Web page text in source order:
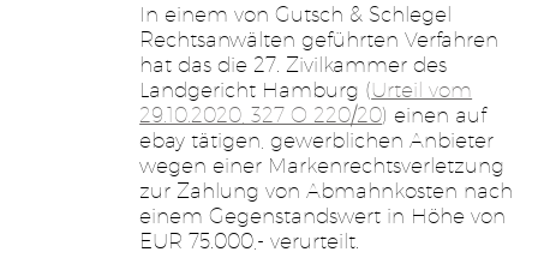
In einem von Gutsch & Schlegel
Rechtsanwälten geführten Verfahren
hat das die 27. Zivilkammer des
Landgericht Hamburg (Urteil vom
29.10.2020, 327 O 220/20) einen auf
ebay tätigen, gewerblichen Anbieter
wegen einer Markenrechtsverletzung
zur Zahlung von Abmahnkosten nach
einem Gegenstandswert in Höhe von
EUR 75.000,- verurteilt.